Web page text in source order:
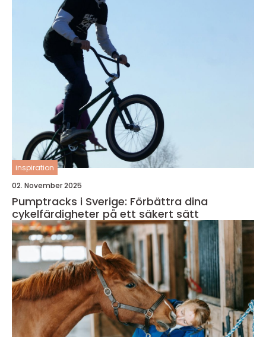
inspiration
02. November 2025
Pumptracks i Sverige: Förbättra dina
cykelfärdigheter på ett säkert sätt